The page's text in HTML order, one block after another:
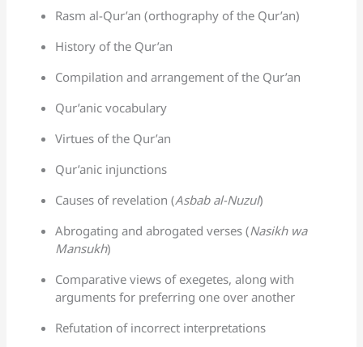
Rasm al-Qur’an (orthography of the Qur’an)
History of the Qur’an
Compilation and arrangement of the Qur’an
Qur’anic vocabulary
Virtues of the Qur’an
Qur’anic injunctions
Causes of revelation (Asbab al-Nuzul)
Abrogating and abrogated verses (Nasikh wa
Mansukh)
Comparative views of exegetes, along with
arguments for preferring one over another
Refutation of incorrect interpretations